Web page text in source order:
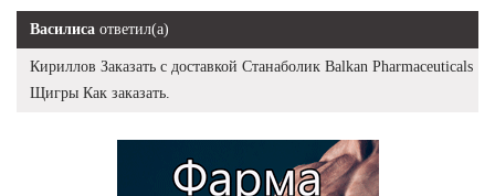
Василиса ответил(а)
Кириллов Заказать с доставкой Станаболик Balkan Pharmaceuticals
Щигры Как заказать.